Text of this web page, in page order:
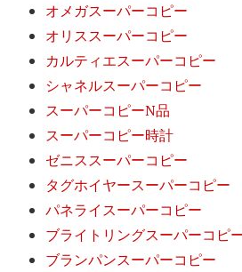
オメガスーパーコピー
オリススーパーコピー
カルティエスーパーコピー
シャネルスーパーコピー
スーパーコピーN品
スーパーコピー時計
ゼニススーパーコピー
タグホイヤースーパーコピー
パネライスーパーコピー
ブライトリングスーパーコピ
ブランパンスーパーコピー